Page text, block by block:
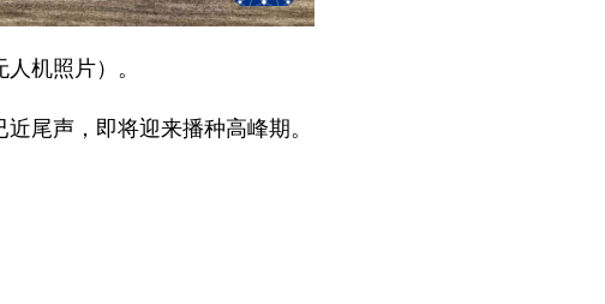
机照片）。
尾声，即将迎来播种高峰期。